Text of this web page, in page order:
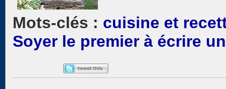
cuisine et
Soyer le premier à écrire